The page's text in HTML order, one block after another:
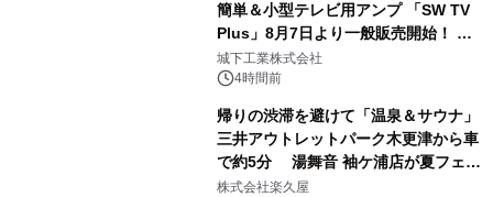
簡単＆小型テレビ用アンプ 「SW TV
Plus」8月7日より一般販売開始！ ケ
ーブル1本つなぐだけ、テレビの音が
ぐっと豊かに
城下工業株式会社
4時間前
帰りの渋滞を避けて「温泉＆サウナ」
三井アウトレットパーク木更津から車
で約5分 湯舞音 袖ケ浦店が夏フェア
メニューを提供
株式会社楽久屋